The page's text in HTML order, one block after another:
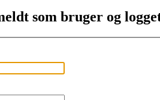
som bruger og